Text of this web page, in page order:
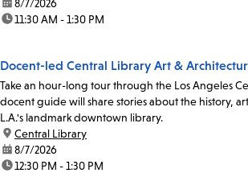
date:8/7/2026
time:11:30 AM - 1:30 PM
Docent-led Central Library Art &
Take an hour-long tour through the Los Angeles
docent guide will share stories about the history,
L.A.'s landmark downtown library.
location:
Central Library
date:8/7/2026
time:12:30 PM - 1:30 PM